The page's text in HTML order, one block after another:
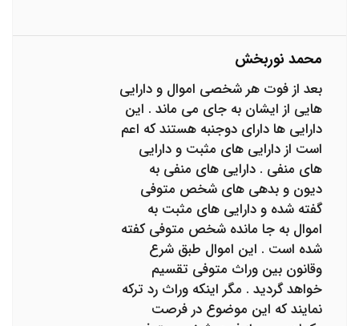
محمد نوربخش
بعد از فوت هر شخصی اموال و دارایی
هایی از ایشان به جای می ماند . این
دارایی ها دارای دو‌جنبه هستند که اعم
است از دارایی های مثبت و دارایی
های منفی . دارایی های منفی به
دیون و بدهی های شخص متوفی
گفته شده و دارایی های مثبت به
اموال به جا مانده شخص متوفی کفته
شده است . این اموال طبق شرع
و‌قانون بین وراث متوفی تقسیم
خواهد گردید . مگر اینکه وراث رد ترکه
نمایند که این‌ موضوع در فرصت